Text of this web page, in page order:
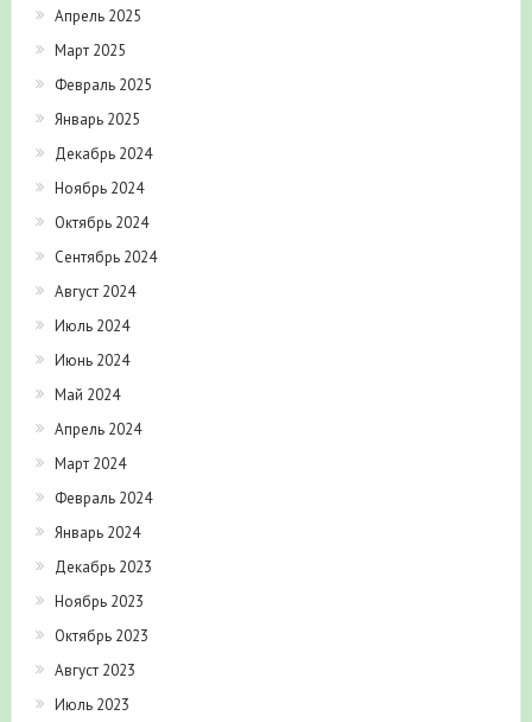
Апрель 2025
Март 2025
Февраль 2025
Январь 2025
Декабрь 2024
Ноябрь 2024
Октябрь 2024
Сентябрь 2024
Август 2024
Июль 2024
Июнь 2024
Май 2024
Апрель 2024
Март 2024
Февраль 2024
Январь 2024
Декабрь 2023
Ноябрь 2023
Октябрь 2023
Август 2023
Июль 2023